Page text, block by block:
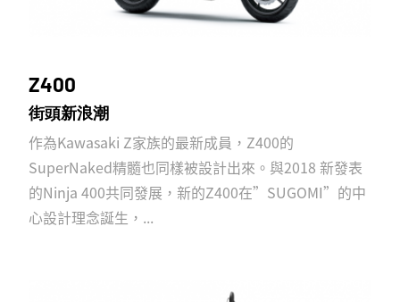
Z400
街頭新浪潮
作為Kawasaki Z家族的最新成員，Z400的
SuperNaked精髓也同樣被設計出來。與2018 新發表
的Ninja 400共同發展，新的Z400在”SUGOMI”的中
心設計理念誕生，...